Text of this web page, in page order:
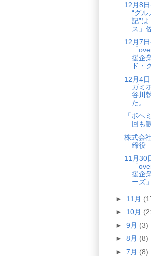
12月8
“グル
記”は
ス」
12月7
「
援企
ド・
12月4
ガミ
谷川
た。
「ボヘ
回も
株式会
締役
11月30
「
援企
ーズ
► 11月
► 10月
► 9月 (3)
► 8月 (8)
► 7月 (8)